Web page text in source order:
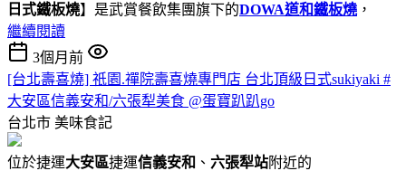
日式鐵板燒】是武賞餐飲集團旗下的DOWA道和鐵板燒 ，
繼續閱讀
3個月前
[台北壽喜燒] 祇園.禪院壽喜燒專門店 台北頂級日式sukiyaki #
大安區信義安和/六張犁美食 @蛋寶趴趴go
台北市 美味食記
位於捷運大安區捷運信義安和 、 六張犁站附近的